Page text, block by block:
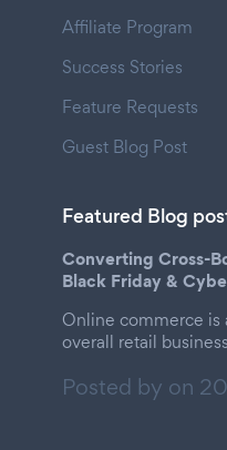
Affiliate Program
Success Stories
Feature Requests
Guest Blog Post
Featured Blog
Converting Cross-
Black Friday &
Online commerce is
overall retail
Posted by on